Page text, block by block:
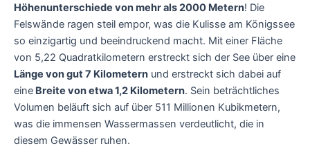
Höhenunterschiede von mehr als 2000 Metern! Die
Felswände ragen steil empor, was die Kulisse am Königssee
so einzigartig und beeindruckend macht. Mit einer Fläche
von 5,22 Quadratkilometern erstreckt sich der See über eine
Länge von gut 7 Kilometern und erstreckt sich dabei auf
eine Breite von etwa 1,2 Kilometern. Sein beträchtliches
Volumen beläuft sich auf über 511 Millionen Kubikmetern,
was die immensen Wassermassen verdeutlicht, die in
diesem Gewässer ruhen.